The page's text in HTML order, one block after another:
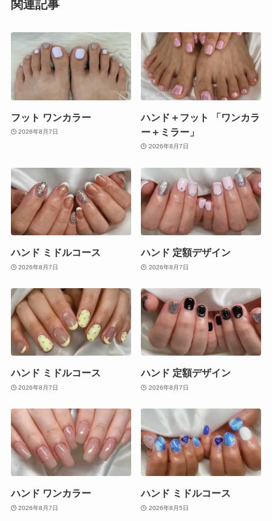
関連記事
フット ワンカラー
2026年8月7日
ハンド＋フット 「ワンカラ
ー＋ミラー」
2026年8月7日
ハンド ミドルコース
2026年8月7日
ハンド 定額デザイン
2026年8月7日
ハンド ミドルコース
2026年8月7日
ハンド 定額デザイン
2026年8月7日
ハンド ワンカラー
2026年8月7日
ハンド ミドルコース
2026年8月5日